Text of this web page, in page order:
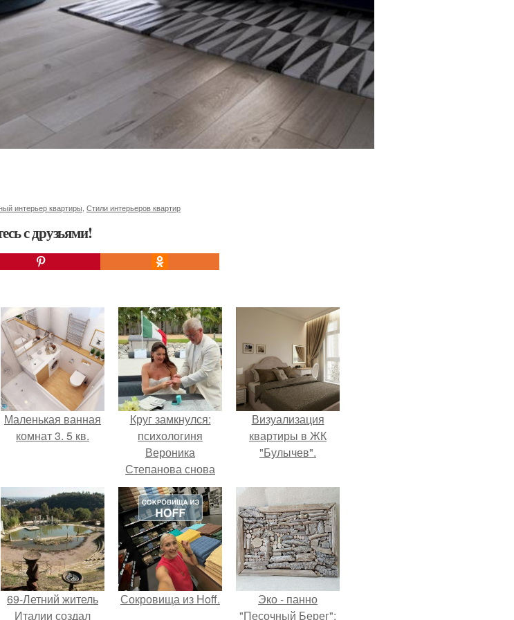
интерьер квартиры Стили интерьеров квартир
с друзьями!
Маленькая ванная
комнат 3. 5 кв.
Круг замкнулся:
психологиня
Вероника
Степанова снова
вышла замуж за
собственного
бывшего мужа.
Визуализация
квартиры в ЖК
"Булычев".
69-Летний житель
Италии создал
Сокровища из Hoff.
Эко - панно
"Песочный Берег":